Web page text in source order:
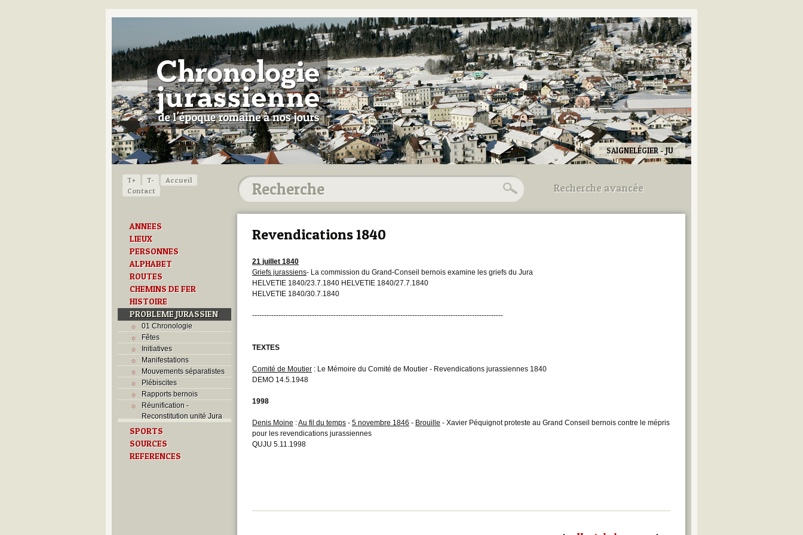
SAIGNELÉGIER - JU
T+ T-
Accueil
Contact
ANNEES
LIEUX
PERSONNES
ALPHABET
ROUTES
CHEMINS DE FER
HISTOIRE
PROBLEME JURASSIEN
01 Chronologie
Fêtes
Initiatives
Manifestations
Mouvements séparatistes
Plébiscites
Rapports bernois
Réunification -
Reconstitution unité Jura
SPORTS
SOURCES
REFERENCES
Recherche avancée
Utilisez les champs ci-dessous
Revendications 1840
21 juillet 1840
Griefs jurassiens- La commission du Grand-Conseil bernois examine les griefs du Jura
HELVETIE 1840/23.7.1840 HELVETIE 1840/27.7.1840
HELVETIE 1840/30.7.1840
---------------------------------------------------------------------------------------------------------
TEXTES
Comité de Moutier : Le Mémoire du Comité de Moutier - Revendications jurassiennes 1840
DEMO 14.5.1948
1998
Denis Moine :Au fil du temps - 5 novembre 1846 - Brouille - Xavier Péquignot proteste au Grand Conseil bernois contre le mépris
pour les revendications jurassiennes
QUJU 5.11.1998